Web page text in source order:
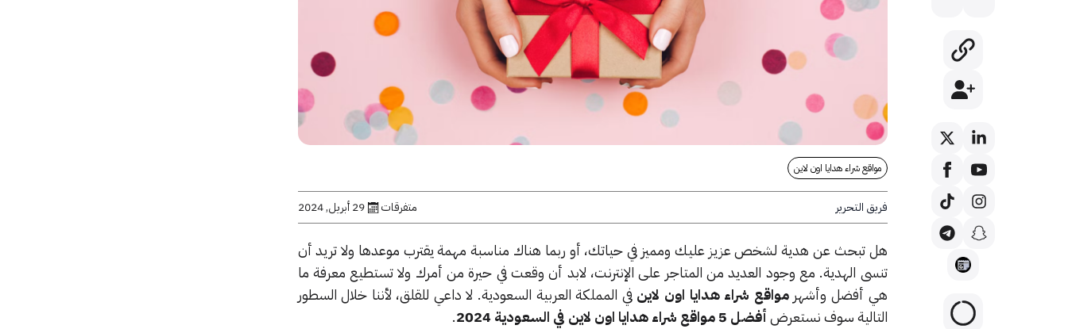
مواقع شراء هدايا اون لاين
فريق التحرير متفرقات 29 أبريل, 2024
هل تبحث عن هدية لشخص عزيز عليك ومميز في حياتك، أو ربما هناك مناسبة مهمة يقترب موعدها ولا تريد أن
تنسى الهدية. مع وجود العديد من المتاجر على الإنترنت، لابد أن وقعت في حيرة من أمرك ولا تستطيع معرفة ما
هي أفضل وأشهر مواقع شراء هدايا اون لاين في المملكة العربية السعودية. لا داعي للقلق، لأننا خلال السطور
التالية سوف نستعرضأفضل 5 مواقع شراء هدايا اون لاين في السعودية 2024 .